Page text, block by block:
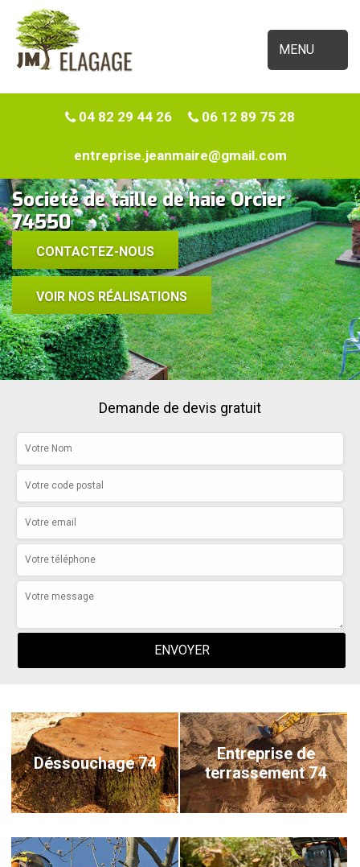
MENU
04 82 29 44 26 06 12 89 75 28
entreprise.jeanmaire@gmail.com
Société de taille de haie Orcier
74550
CONTACTEZ-NOUS
VOIR NOS RÉALISATIONS
Demande de devis gratuit
Déssouchage 74
Entreprise de
terrassement 74